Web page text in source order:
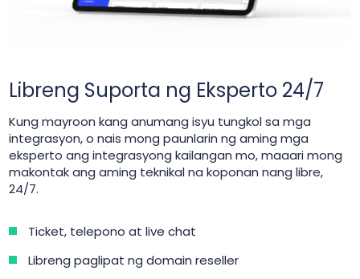
Libreng Suporta ng Eksperto 24/7
Kung mayroon kang anumang isyu tungkol sa mga
integrasyon, o nais mong paunlarin ng aming mga
eksperto ang integrasyong kailangan mo, maaari mong
makontak ang aming teknikal na koponan nang libre,
24/7.
Ticket, telepono at live chat
Libreng paglipat ng domain reseller